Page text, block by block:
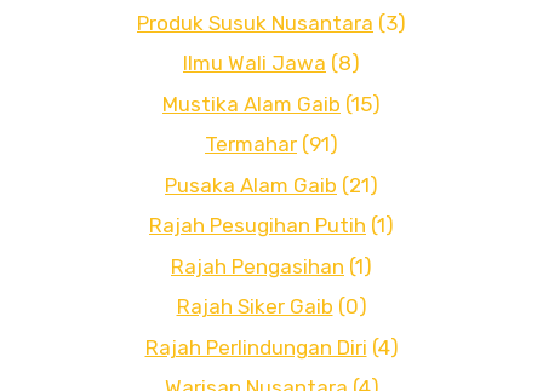
Produk Susuk Nusantara (3)
Ilmu Wali Jawa (8)
Mustika Alam Gaib (15)
Termahar (91)
Pusaka Alam Gaib (21)
Rajah Pesugihan Putih (1)
Rajah Pengasihan (1)
Rajah Siker Gaib (0)
Rajah Perlindungan Diri (4)